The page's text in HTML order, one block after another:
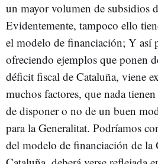
un mayor volumen de subsidios
Evidentemente, tampoco ello
el modelo de financiación; Y así
ofreciendo ejemplos que ponen
déficit fiscal de Cataluña, viene
muchos factores, que nada
de disponer o no de un buen
para la Generalitat. Podríamos
del modelo de financiación de la